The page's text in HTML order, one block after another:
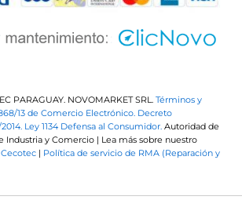
PARAGUAY. NOVOMARKET SRL. Términos y
13 de Comercio Electrónico. Decreto
Ley 1134 Defensa al Consumidor. Autoridad de
Industria y Comercio | Lea más sobre nuestro
| Política de servicio de RMA (Reparación y